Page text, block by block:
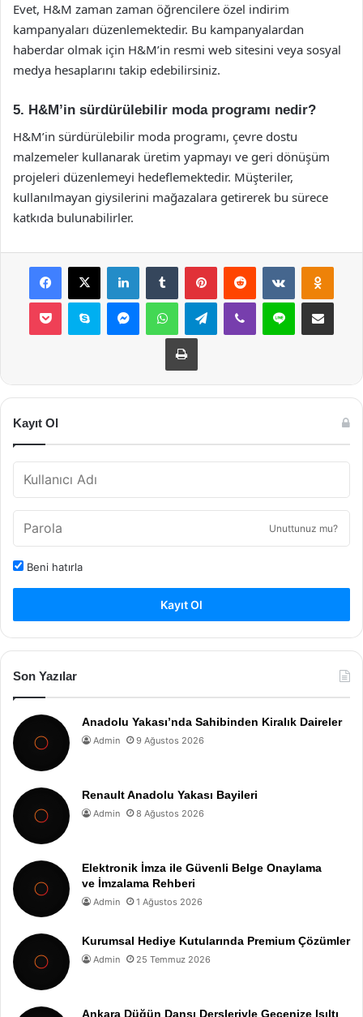
Evet, H&M zaman zaman öğrencilere özel indirim
kampanyaları düzenlemektedir. Bu kampanyalardan
haberdar olmak için H&M’in resmi web sitesini veya sosyal
medya hesaplarını takip edebilirsiniz.
5. H&M’in sürdürülebilir moda programı nedir?
H&M’in sürdürülebilir moda programı, çevre dostu
malzemeler kullanarak üretim yapmayı ve geri dönüşüm
projeleri düzenlemeyi hedeflemektedir. Müşteriler,
kullanılmayan giysilerini mağazalara getirerek bu sürece
katkıda bulunabilirler.
Facebook
X LinkedInTumblr PinterestReddit VKontakte
Pocket Skype MessengerWhatsAppTelegramViber Line E-Posta ile
Yazdır
Kayıt Ol
Unuttunuz mu?
Beni hatırla
Kayıt Ol
Son Yazılar
Anadolu Yakası’nda Sahibinden Kiralık Daireler
Admin 9 Ağustos 2026
Renault Anadolu Yakası Bayileri
Admin 8 Ağustos 2026
Elektronik İmza ile Güvenli Belge Onaylama
ve İmzalama Rehberi
Admin 1 Ağustos 2026
Kurumsal Hediye Kutularında Premium Çözümler
Admin 25 Temmuz 2026
Ankara Düğün Dansı Dersleriyle Gecenize Işıltı